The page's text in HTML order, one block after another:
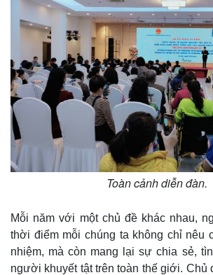
Quan sát
Cuộc sống đó đây
Hồ sơ
Video
Ảnh
E-
Toàn cảnh diễn đàn.
Mỗi năm với một chủ đề khác nhau,
thời điểm mỗi chúng ta không chỉ nêu
nhiệm, mà còn mang lại sự chia sẻ,
người khuyết tật trên toàn thế giới. Chủ